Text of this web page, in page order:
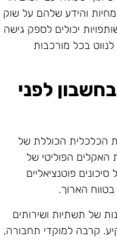
והידע שלהם על שוק
יכולים לספק גישה
בכל מורכבות
לפני
הכלכלית הכוללת של
האקלים הפוליטי של
פוטנציאליים
הארוך.
של תשתיות ושירותים
קרבה למוקדי תחבורה,